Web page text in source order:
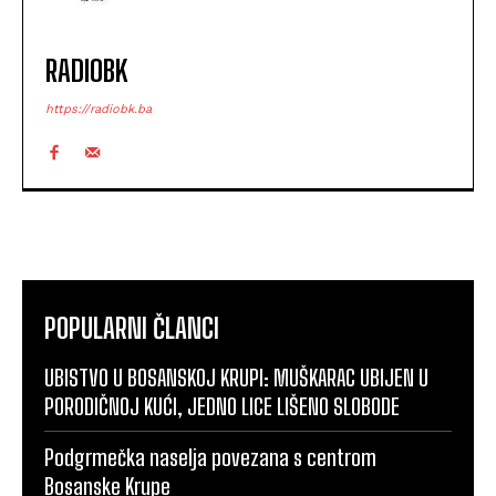
RADIOBK
https://radiobk.ba
POPULARNI ČLANCI
UBISTVO U BOSANSKOJ KRUPI: MUŠKARAC UBIJEN U
PORODIČNOJ KUĆI, JEDNO LICE LIŠENO SLOBODE
Podgrmečka naselja povezana s centrom
Bosanske Krupe